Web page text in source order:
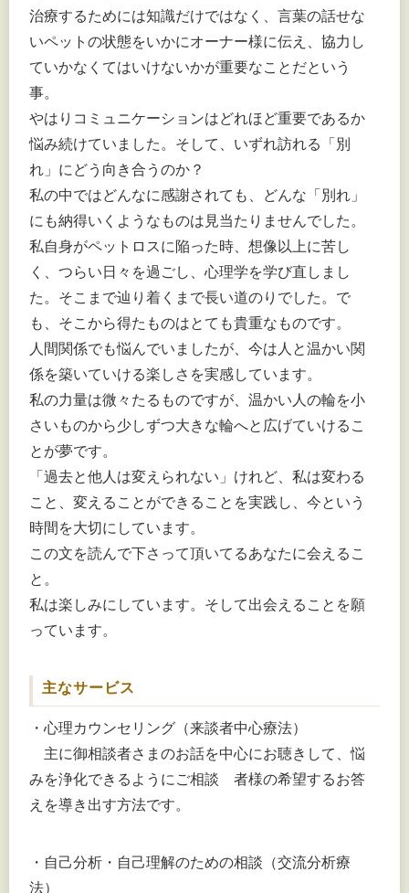
治療するためには知識だけではなく、言葉の話せな
いペットの状態をいかにオーナー様に伝え、協力し
ていかなくてはいけないかが重要なことだという
事。
やはりコミュニケーションはどれほど重要であるか
悩み続けていました。そして、いずれ訪れる「別
れ」にどう向き合うのか？
私の中ではどんなに感謝されても、どんな「別れ」
にも納得いくようなものは見当たりませんでした。
私自身がペットロスに陥った時、想像以上に苦し
く、つらい日々を過ごし、心理学を学び直しまし
た。そこまで辿り着くまで長い道のりでした。で
も、そこから得たものはとても貴重なものです。
人間関係でも悩んでいましたが、今は人と温かい関
係を築いていける楽しさを実感しています。
私の力量は微々たるものですが、温かい人の輪を小
さいものから少しずつ大きな輪へと広げていけるこ
とが夢です。
「過去と他人は変えられない」けれど、私は変わる
こと、変えることができることを実践し、今という
時間を大切にしています。
この文を読んで下さって頂いてるあなたに会えるこ
と。
私は楽しみにしています。そして出会えることを願
っています。
主なサービス
・心理カウンセリング（来談者中心療法）
主に御相談者さまのお話を中心にお聴きして、悩
みを浄化できるようにご相談 者様の希望するお答
えを導き出す方法です。
・自己分析・自己理解のための相談（交流分析療
法）